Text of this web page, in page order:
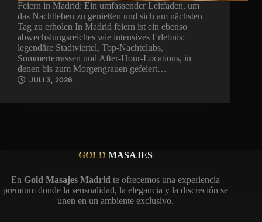
Feiern in Madrid: Ein umfassender Leitfaden, um
das Nachtleben zu genießen und sich am nächsten
Tag zu erholen In Madrid feiern ist ein ebenso
abwechslungsreiches wie intensives Erlebnis:
legendäre Stadtviertel, Top-Nachtclubs,
Sommerterrassen und After-Hour-Locations, in
denen bis zum Morgengrauen gefeiert…
JULI 3, 2026
GOLD MASAJES
En Gold Masajes Madrid te ofrecemos una experiencia
premium donde la sensualidad, la elegancia y la discreción se
unen en un ambiente exclusivo.